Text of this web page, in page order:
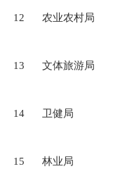
12 农业农村局
13 文体旅游局
14 卫健局
15 林业局